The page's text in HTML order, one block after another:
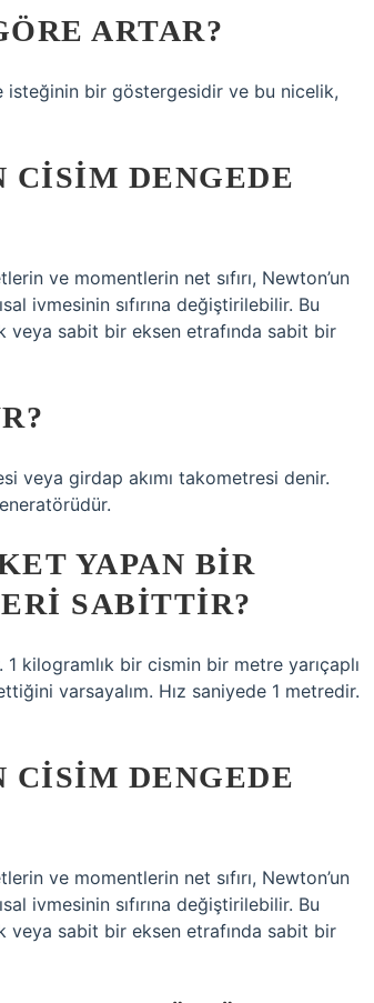
ARTAR?
isteğinin bir göstergesidir ve bu nicelik,
CISIM DENGEDE
ve momentlerin net sıfırı, Newton’un
ivmesinin sıfırına değiştirilebilir. Bu
veya sabit bir eksen etrafında sabit bir
veya girdap akımı takometresi denir.
YAPAN BIR
SABITTIR?
kilogramlık bir cismin bir metre yarıçaplı
varsayalım. Hız saniyede 1 metredir.
CISIM DENGEDE
ve momentlerin net sıfırı, Newton’un
ivmesinin sıfırına değiştirilebilir. Bu
veya sabit bir eksen etrafında sabit bir